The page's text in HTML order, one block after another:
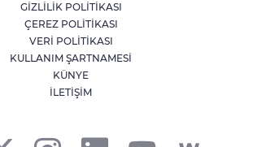
Yeni yangın havuzları orman
yangınlarıyla mücadeleye güç katacak
Türkiye, Suudi Arabistan ve Pakistan'dan
GİZLİLİK POLİTİKASI
ÇEREZ POLİTİKASI
VERİ POLİTİKASI
KULLANIM ŞARTNAMESİ
KÜNYE
İLETİŞİM